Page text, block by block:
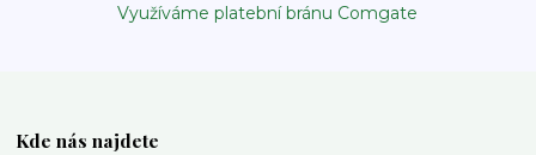
Využíváme platební bránu Comgate
Kde nás najdete